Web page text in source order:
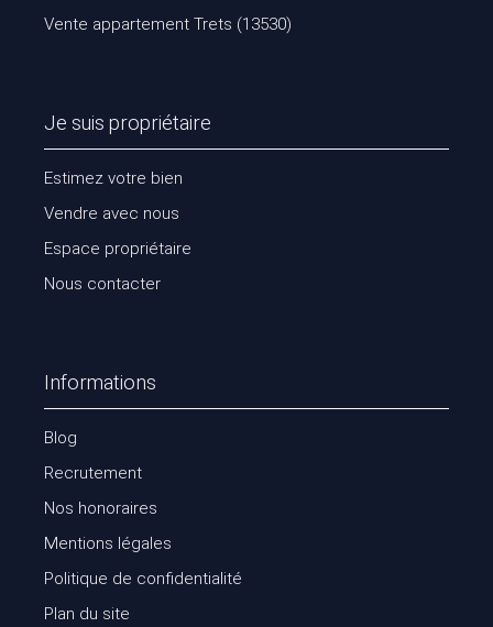
Vente appartement Trets (13530)
Je suis propriétaire
Estimez votre bien
Vendre avec nous
Espace propriétaire
Nous contacter
Informations
Blog
Recrutement
Nos honoraires
Mentions légales
Politique de confidentialité
Plan du site